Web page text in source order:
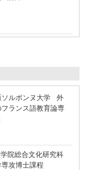
ソルボンヌ大学 外
ランス語教育論専
院総合文化研究科
攻博士課程